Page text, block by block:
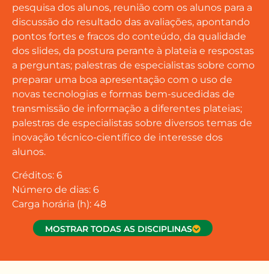
pesquisa dos alunos, reunião com os alunos para a
discussão do resultado das avaliações, apontando
pontos fortes e fracos do conteúdo, da qualidade
dos slides, da postura perante à plateia e respostas
a perguntas; palestras de especialistas sobre como
preparar uma boa apresentação com o uso de
novas tecnologias e formas bem-sucedidas de
transmissão de informação a diferentes plateias;
palestras de especialistas sobre diversos temas de
inovação técnico-científico de interesse dos
alunos.
Créditos: 6
Número de dias: 6
Carga horária (h): 48
MOSTRAR TODAS AS DISCIPLINAS